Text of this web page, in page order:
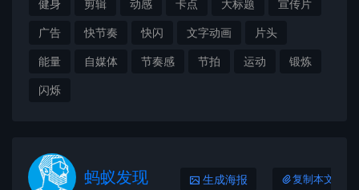
健身 剪辑 动感 卡点 大标题 宣传片
广告 快节奏 快闪 文字动画 片头
能量 自媒体 节奏感 节拍 运动 锻炼
闪烁
蚂蚁发现 生成海报 复制本文链接